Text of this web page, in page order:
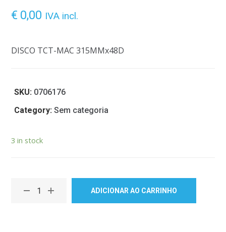
€ 0,00 IVA incl.
DISCO TCT-MAC 315MMx48D
SKU: 0706176
Category:Sem categoria
3 in stock
ADICIONAR AO CARRINHO